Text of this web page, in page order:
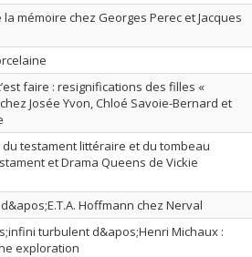
mémoire chez Georges Perec et Jacques
faire : resignifications des filles «
Josée Yvon, Chloé Savoie-Bernard et
testament littéraire et du tombeau
et Drama Queens de Vickie
Hoffmann chez Nerval
turbulent d&apos;Henri Michaux :
exploration